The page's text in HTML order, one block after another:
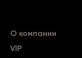
О компании
VIP